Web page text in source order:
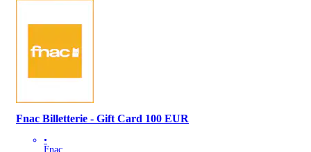
Fnac Billetterie - Gift Card 100 EUR
•
Fnac